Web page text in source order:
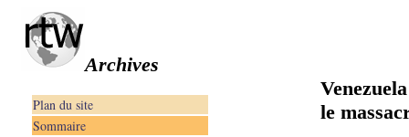
Archives
Plan du site
Sommaire
le